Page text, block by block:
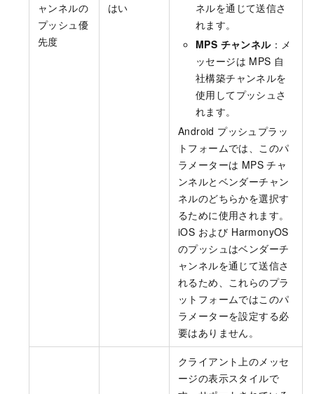
ャンネルの
プッシュ優
先度
はい
ネルを通じて送信さ
れます。
MPS チャンネル：メ
ッセージは MPS 自
社構築チャンネルを
使用してプッシュさ
れます。
Android プッシュプラッ
トフォームでは、このパ
ラメーターは MPS チャ
ンネルとベンダーチャン
ネルのどちらかを選択す
るために使用されます。
iOS および HarmonyOS
のプッシュはベンダーチ
ャンネルを通じて送信さ
れるため、これらのプラ
ットフォームではこのパ
ラメーターを設定する必
要はありません。
クライアント上のメッセ
ージの表示スタイルで